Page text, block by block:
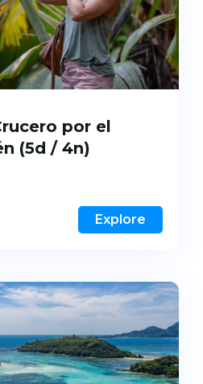
por el
(5d / 4n)
Explore